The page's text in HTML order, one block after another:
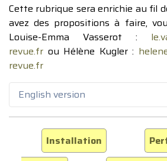
Cette rubrique sera enrichie au fil
avez des propositions à faire,
Louise-Emma Vasserot :
revue.fr ou Hélène Kugler :
revue.fr
English version
Installation